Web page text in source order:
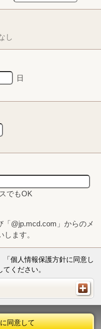
し
日
でもOK
@jp.mcd.com」からのメ
ます。
個人情報保護方針に同意し
ください。
同意して